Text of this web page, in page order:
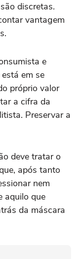
discretas.
vantagem
e
em se
próprio valor
a cifra da
Preservar a
deve tratar o
após tanto
nem
aquilo que
da máscara